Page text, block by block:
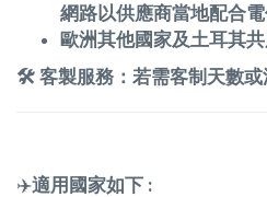
網路以供應商當地配合
歐洲其他國家及土耳其共
🛠 客製服務：若需客制天數或
✈️適用國家如下 :